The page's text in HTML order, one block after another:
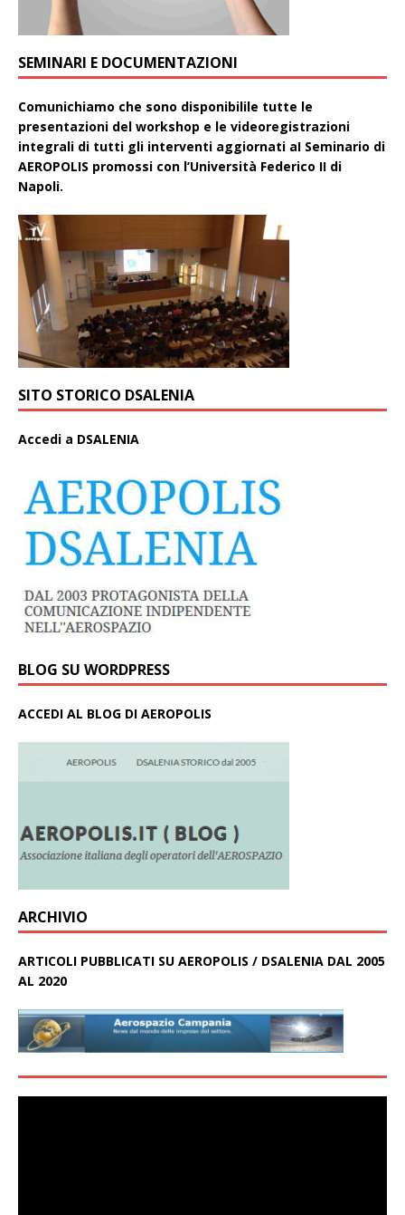
SEMINARI E DOCUMENTAZIONI
Comunichiamo che sono disponibilile tutte le
presentazioni del workshop e le videoregistrazioni
integrali di tutti gli interventi aggiornati aI Seminario di
AEROPOLIS promossi con l’Università Federico II di
Napoli.
SITO STORICO DSALENIA
Accedi a DSALENIA
BLOG SU WORDPRESS
ACCEDI AL BLOG DI AEROPOLIS
ARCHIVIO
ARTICOLI PUBBLICATI SU AEROPOLIS / DSALENIA DAL 2005
AL 2020